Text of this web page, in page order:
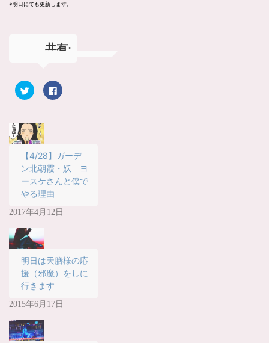
※明日にでも更新します。
共有:
ク
リ
て
T
w
i
t
t
e
r
で
共
有
新
し
ウ
ィ
ン
ウ
で
開
き
ま
)
F
a
共
有
す
る
に
ッ
ク
さ
い
新
ィ
【4/28】ガーデ
ン北朝霞・妖 ヨ
ースケさんと僕で
やる理由
2017年4月12日
明日は天膳様の応
援（邪魔）をしに
行きます
2015年6月17日